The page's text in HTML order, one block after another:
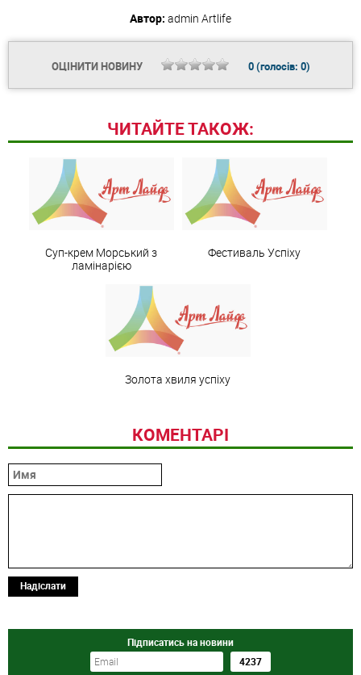
Автор: admin Artlife
ОЦІНИТИ НОВИНУ 0(голосів: 0)
ЧИТАЙТЕ ТАКОЖ:
Суп-крем Морський з
ламінарією
Фестиваль Успіху
Золота хвиля успіху
КОМЕНТАРІ
Надіслати
Підписатись на новини